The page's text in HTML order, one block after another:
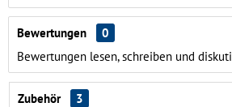
Bewertungen
0
Bewertungen lesen, schreiben und
Zubehör 3